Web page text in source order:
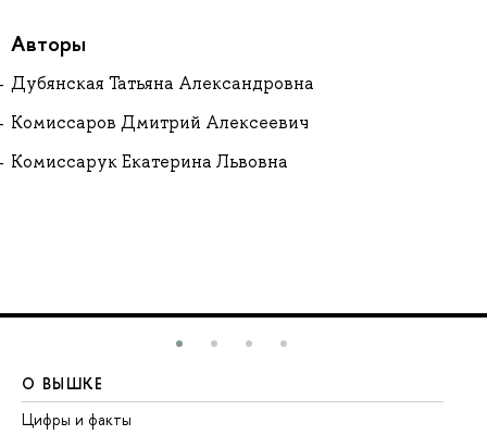
Авторы
Дубянская Татьяна Александровна
Комиссаров Дмитрий Алексеевич
Комиссарук Екатерина Львовна
О ВЫШКЕ
Цифры и факты